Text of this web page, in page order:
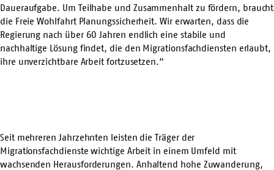
Daueraufgabe. Um Teilhabe und Zusammenhalt zu fördern, braucht
die Freie Wohlfahrt Planungssicherheit. Wir erwarten, dass die
Regierung nach über 60 Jahren endlich eine stabile und
nachhaltige Lösung findet, die den Migrationsfachdiensten erlaubt,
ihre unverzichtbare Arbeit fortzusetzen.“
Seit mehreren Jahrzehnten leisten die Träger der
Migrationsfachdienste wichtige Arbeit in einem Umfeld mit
wachsenden Herausforderungen. Anhaltend hohe Zuwanderung,